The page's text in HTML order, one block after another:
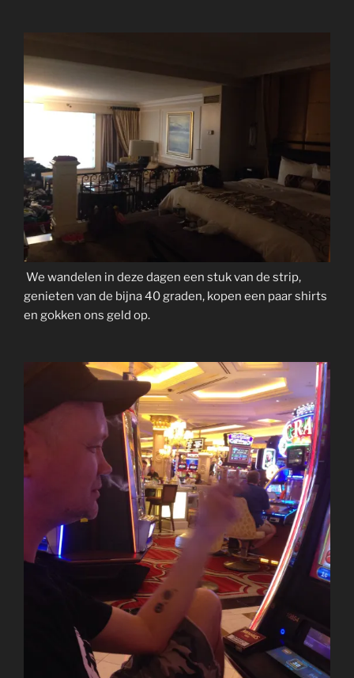
We wandelen in deze dagen een stuk van de strip,
genieten van de bijna 40 graden, kopen een paar shirts
en gokken ons geld op.